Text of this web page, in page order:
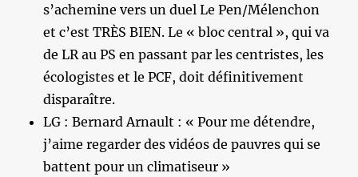
s’achemine vers un duel Le Pen/Mélenchon
et c’est TRÈS BIEN. Le « bloc central », qui va
de LR au PS en passant par les centristes, les
écologistes et le PCF, doit définitivement
disparaître.
LG : Bernard Arnault : « Pour me détendre,
j’aime regarder des vidéos de pauvres qui se
battent pour un climatiseur »